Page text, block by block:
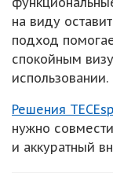
на виду
подход
спокойным
использовании.
Решения
нужно
и аккуратный